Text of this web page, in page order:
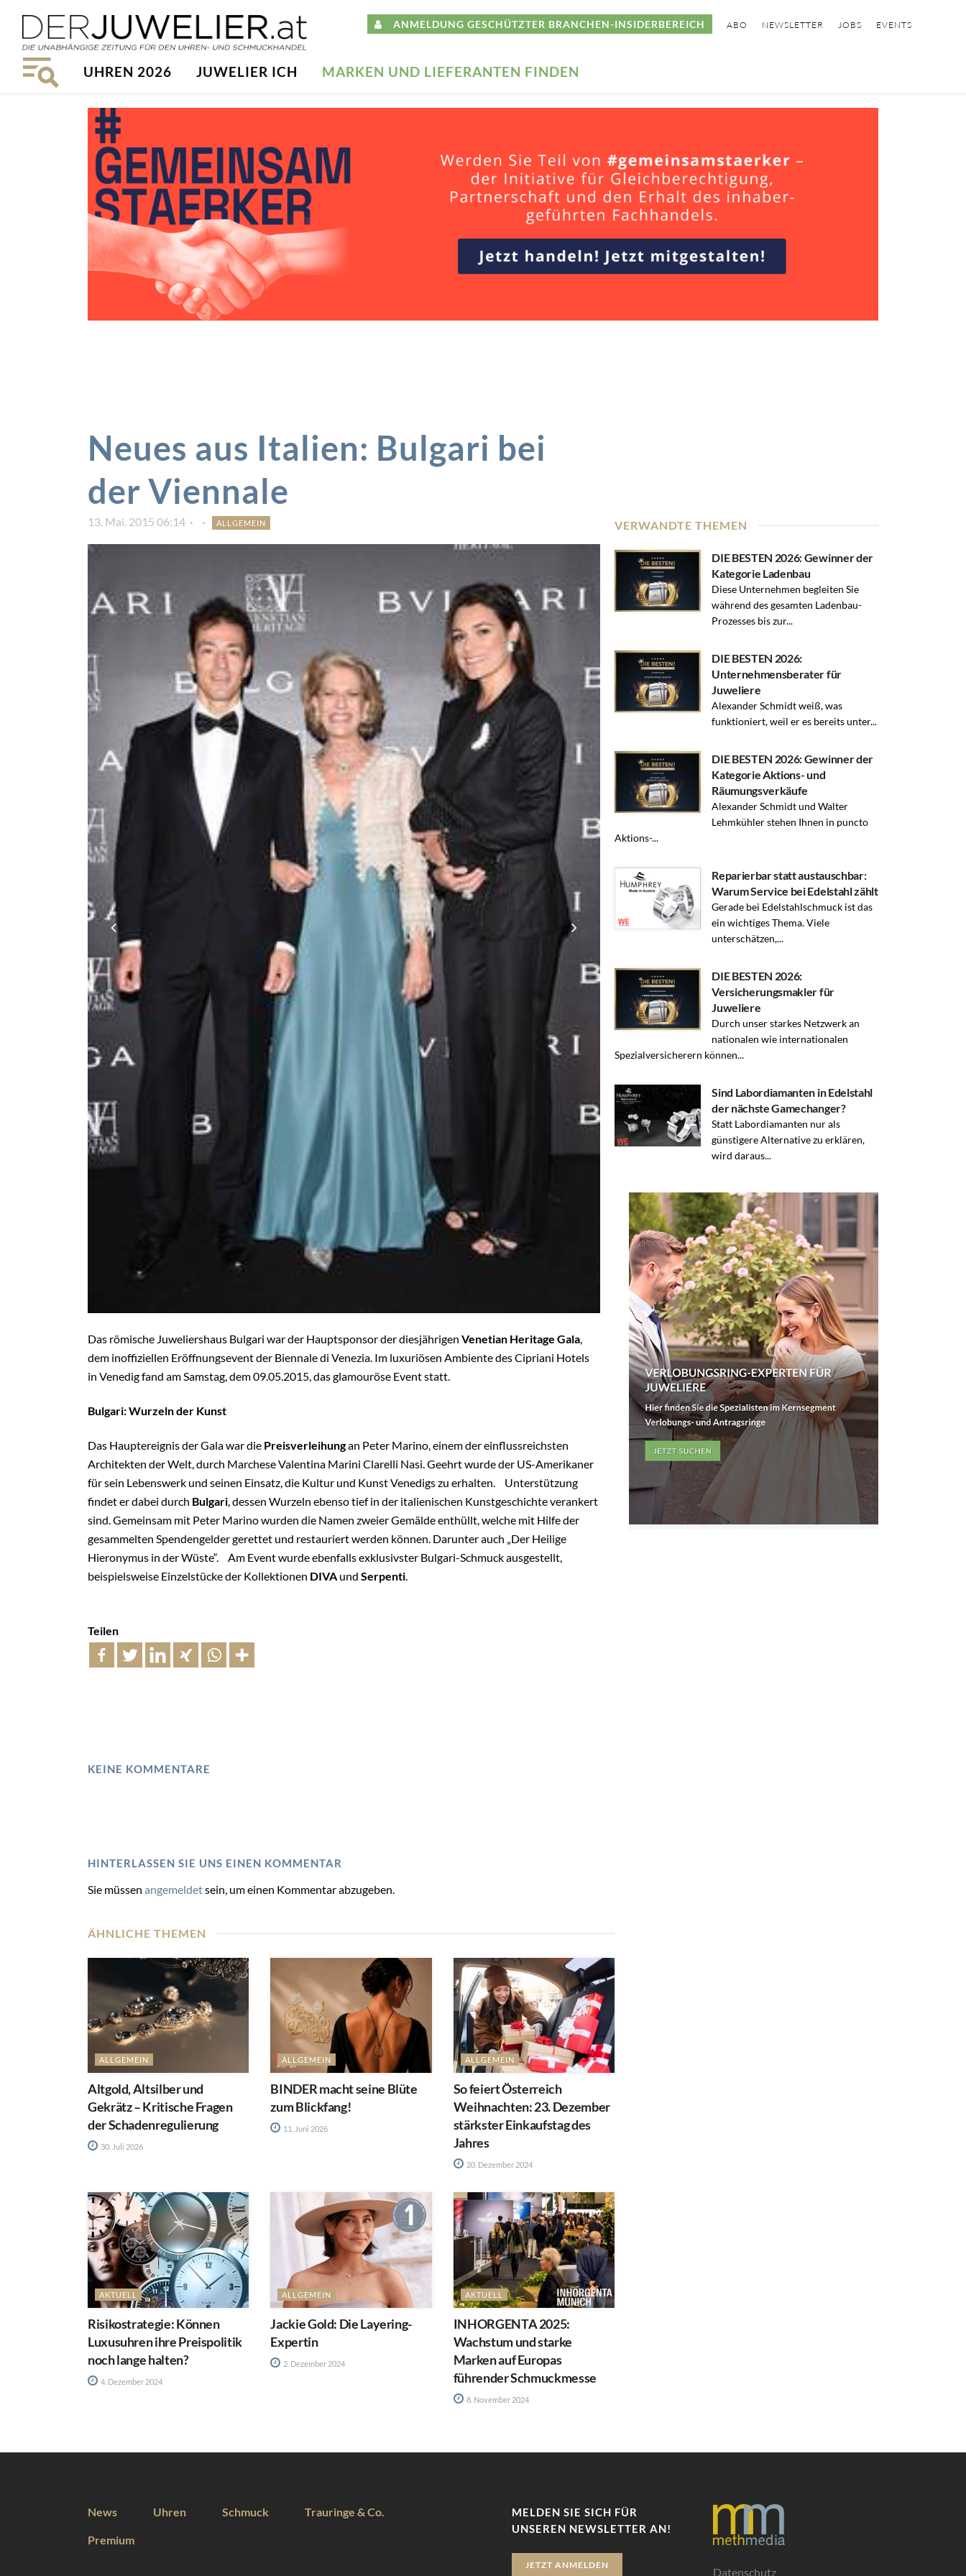
ANMELDUNG GESCHÜTZTER BRANCHEN-INSIDERBEREICH ABO NEWSLETTER JOBS EVENTS
UHREN 2026 JUWELIER ICH MARKEN UND LIEFERANTEN FINDEN
Neues aus Italien: Bulgari bei
der Viennale
13. Mai. 2015 06:14 ALLGEMEIN
Das römische Juweliershaus Bulgari war der Hauptsponsor der diesjährigen Venetian Heritage Gala
dem inoffiziellen Eröffnungsevent der Biennale di Venezia. Im luxuriösen Ambiente des Cipriani Hotels
in Venedig fand am Samstag, dem 09.05.2015, das glamouröse Event statt.
Bulgari: Wurzeln der Kunst
Das Hauptereignis der Gala war die Preisverleihungan Peter Marino, einem der einflussreichsten
Architekten der Welt, durch Marchese Valentina Marini Clarelli Nasi. Geehrt wurde der US-Amerikaner
für sein Lebenswerk und seinen Einsatz, die Kultur und Kunst Venedigs zu erhalten. Unterstützung
findet er dabei durch Bulgari dessen Wurzeln ebenso tief in der italienischen Kunstgeschichte verankert
sind. Gemeinsam mit Peter Marino wurden die Namen zweier Gemälde enthüllt, welche mit Hilfe der
gesammelten Spendengelder gerettet und restauriert werden können. Darunter auch „Der Heilige
Hieronymus in der Wüste“. Am Event wurde ebenfalls exklusivster Bulgari-Schmuck ausgestellt,
beispielsweise Einzelstücke der Kollektionen DIVA und Serpenti
Teilen
KEINE KOMMENTARE
HINTERLASSEN SIE UNS EINEN KOMMENTAR
Sie müssen angemeldetsein, um einen Kommentar abzugeben.
VERWANDTE THEMEN
DIE BESTEN 2026: Gewinner der
Kategorie Ladenbau
Diese Unternehmen begleiten Sie
während des gesamten Ladenbau-
Prozesses bis zur...
DIE BESTEN 2026:
Unternehmensberater für
Juweliere
Alexander Schmidt weiß, was
funktioniert, weil er es bereits unter...
DIE BESTEN 2026: Gewinner der
Kategorie Aktions- und
Räumungsverkäufe
Alexander Schmidt und Walter
Lehmkühler stehen Ihnen in puncto
Aktions-...
Reparierbar statt austauschbar:
Warum Service bei Edelstahl zählt
Gerade bei Edelstahlschmuck ist das
ein wichtiges Thema. Viele
unterschätzen,...
DIE BESTEN 2026:
Versicherungsmakler für
Juweliere
Durch unser starkes Netzwerk an
nationalen wie internationalen
Spezialversicherern können...
Sind Labordiamanten in Edelstahl
der nächste Gamechanger?
Statt Labordiamanten nur als
günstigere Alternative zu erklären,
wird daraus...
ÄHNLICHE THEMEN
ALLGEMEIN
Altgold, Altsilber und
Gekrätz – Kritische Fragen
der Schadenregulierung
30. Juli 2026
ALLGEMEIN
BINDER macht seine Blüte
zum Blickfang!
11. Juni 2026
ALLGEMEIN
So feiert Österreich
Weihnachten: 23. Dezember
stärkster Einkaufstag des
Jahres
20. Dezember 2024
AKTUELL
Risikostrategie: Können
Luxusuhren ihre Preispolitik
noch lange halten?
4. Dezember 2024
ALLGEMEIN
Jackie Gold: Die Layering-
Expertin
2. Dezember 2024
AKTUELL
INHORGENTA 2025:
Wachstum und starke
Marken auf Europas
führender Schmuckmesse
8. November 2024
News Uhren Schmuck Trauringe & Co.
Premium
MELDEN SIE SICH FÜR
UNSEREN NEWSLETTER AN!
JETZT ANMELDEN
Datenschutz